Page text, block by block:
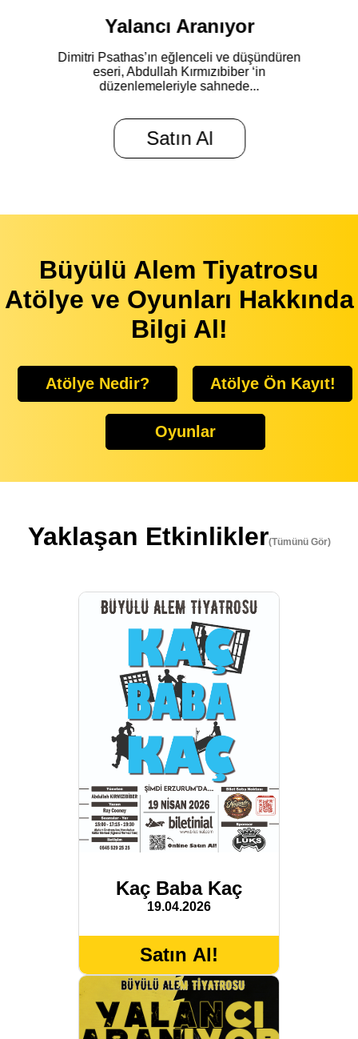
Kaç Baba Kaç
Kaç Baba Kaç
Satın Al
Büyülü Alem Tiyatrosu
Atölye ve Oyunları Hakkında
Bilgi Al!
Atölye Nedir? Atölye Ön Kayıt!
Oyunlar
Yaklaşan Etkinlikler(Tümünü Gör)
Kaç Baba Kaç
19.04.2026
Satın Al!